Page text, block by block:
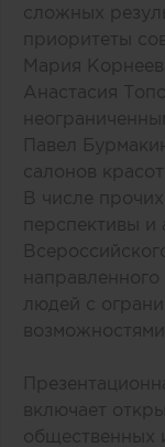
сложных
приоритеты
Мария
Анастасия
Павел
салонов
В числе
перспективы и
людей с
возможностями.
включает
общественных